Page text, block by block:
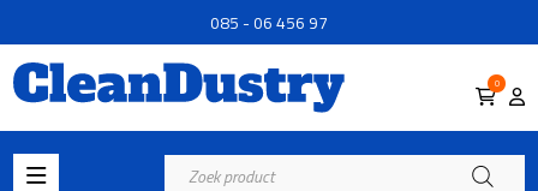
085 - 06 456 97
0
Producten
zoeken